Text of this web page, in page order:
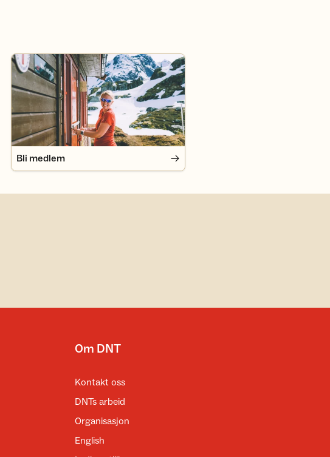
Bli medlem
Bli medlem
Om DNT
Kontakt oss
DNTs arbeid
Organisasjon
English